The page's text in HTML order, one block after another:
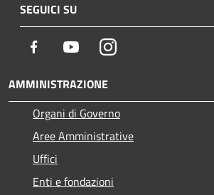
SEGUICI SU
Facebook YoutubeInstagram
AMMINISTRAZIONE
Organi di Governo
Aree Amministrative
Uffici
Enti e fondazioni